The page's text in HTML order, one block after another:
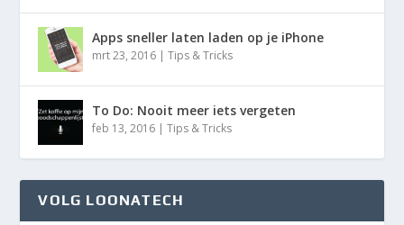
Apps sneller laten laden op je iPhone
mrt 23, 2016 |Tips & Tricks
To Do: Nooit meer iets vergeten
feb 13, 2016 |Tips & Tricks
VOLG LOONATECH